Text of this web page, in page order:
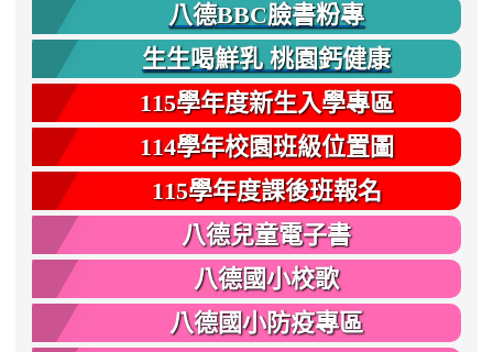
八德BBC臉書粉專
生生喝鮮乳 桃園鈣健康
115學年度新生入學專區
114學年校園班級位置圖
115學年度課後班報名
八德兒童電子書
八德國小校歌
八德國小防疫專區